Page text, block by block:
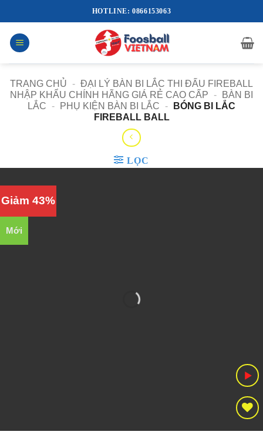
qua
nội
dung
HOTLINE: 0866153063
TRANG CHỦ - ĐẠI LÝ BÀN BI LẮC THI ĐẤU FIREBALL
NHẬP KHẨU CHÍNH HÃNG GIÁ RẺ CAO CẤP
-
BÀN BI
LẮC
- PHỤ KIỆN BÀN BI LẮC -
BÓNG BI LẮC
FIREBALL BALL
LỌC
Giảm 43%
Mới